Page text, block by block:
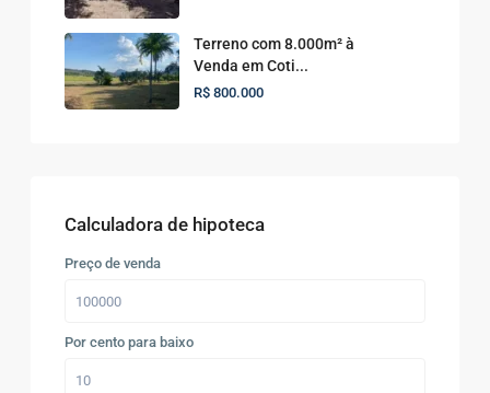
Terreno com 8.000m² à
Venda em Coti...
R$ 800.000
Calculadora de hipoteca
Preço de venda
Por cento para baixo